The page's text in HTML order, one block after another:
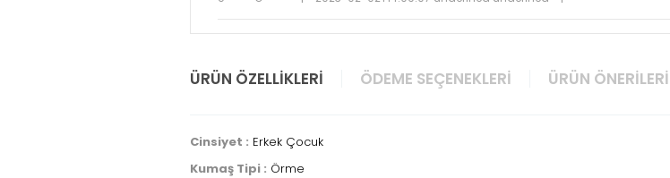
ÜRÜN ÖZELLIKLERI ÖDEME SEÇENEKLERI ÜRÜN ÖNERILERI
Cinsiyet : Erkek Çocuk
Kumaş Tipi : Örme